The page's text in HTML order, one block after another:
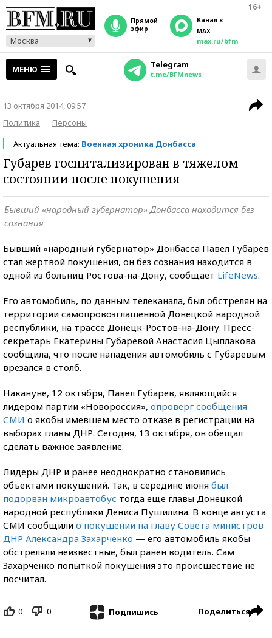
16+
Москва
прямой
эфир
Канал в
MAX
max.ru/bfm
МЕНЮ Telegram
t.me/BFMnews
13 октября 2014, 09:57
Политика
Персоны
Актуальная тема: Военная хроника Донбасса
Губарев госпитализирован в тяжелом
состоянии после покушения
Бывший «народный губернатор» Донбасса находится без
сознания
Бывший «народный губернатор» Донбасса Павел Губарев
стал жертвой покушения, он без сознания находится в
одной из больниц Ростова-на-Дону, сообщает LifeNews.
Его автомобиль, по данным телеканала, был обстрелян на
территории самопровозглашенной Донецкой народной
республики, на трассе Донецк-Ростов-на-Дону. Пресс-
секретарь Екатерины Губаревой Анастасия Цыплакова
сообщила, что после нападения автомобиль с Губаревым
врезался в столб.
Накануне, 12 октября, Павел Губарев, являющийся
лидером партии «Новороссия», опроверг сообщения
СМИ о якобы имевшем место отказе в регистрации на
выборах главы ДНР. Сегодня, 13 октября, он обещал
сделать важное заявление.
Лидеры ДНР и ранее неоднократно становились
объектами покушений. Так, в середине июня был
подорван микроавтобус тогда еще главы Донецкой
народной республики Дениса Пушилина. В конце августа
СМИ сообщили о покушении на главу Совета министров
ДНР Александра Захарченко — его автомобиль якобы
обстреляли неизвестные, был ранен водитель. Сам
Захарченко попыткой покушения это происшествие не
посчитал.
0 0 Подпишись Поделиться